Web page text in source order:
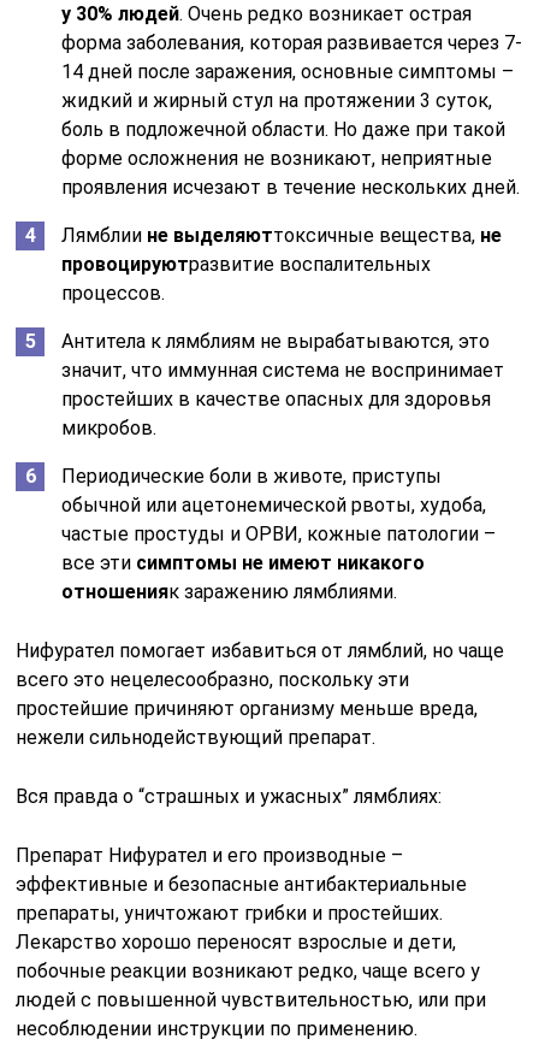
у 30% людей. Очень редко возникает острая
форма заболевания, которая развивается через 7-
14 дней после заражения, основные симптомы –
жидкий и жирный стул на протяжении 3 суток,
боль в подложечной области. Но даже при такой
форме осложнения не возникают, неприятные
проявления исчезают в течение нескольких дней.
Лямблии не выделяюттоксичные вещества, не
провоцируютразвитие воспалительных
процессов.
Антитела к лямблиям не вырабатываются, это
значит, что иммунная система не воспринимает
простейших в качестве опасных для здоровья
микробов.
Периодические боли в животе, приступы
обычной или ацетонемической рвоты, худоба,
частые простуды и ОРВИ, кожные патологии –
все эти симптомы не имеют никакого
отношенияк заражению лямблиями.
Нифурател помогает избавиться от лямблий, но чаще
всего это нецелесообразно, поскольку эти
простейшие причиняют организму меньше вреда,
нежели сильнодействующий препарат.
Вся правда о “страшных и ужасных” лямблиях:
Препарат Нифурател и его производные –
эффективные и безопасные антибактериальные
препараты, уничтожают грибки и простейших.
Лекарство хорошо переносят взрослые и дети,
побочные реакции возникают редко, чаще всего у
людей с повышенной чувствительностью, или при
несоблюдении инструкции по применению.